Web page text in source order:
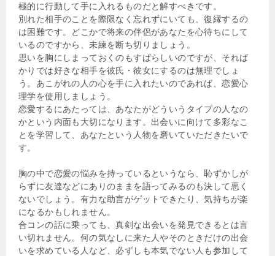
極的に行動して手に入れるものだと解すべきです。
別れた相手のことを際限なく忘れずにいても、復縁するの
は困難です。どこかで将来の伴侶があなたを心待ちにして
いるのですから、未練を断ち切りましょう。
思いを胸にしまっておくのもすばらしいのですが、それば
かりでは好きな相手を彼氏・彼女にするのは無理でしょ
う。あこがれの人の心を手に入れたいのであれば、恋愛心
理学を使用しましょう。
恋愛するにあたっては、あなたがどういうタイプの人なの
かという内面も大切になります。出会いに向けて多彩なこ
とを学習して、あなたという人物を磨いていただきたいで
す。
胸の中で恋愛の悩みを持っているというなら、恥ずかしが
らずに友達などにありのままを語ってみるのも決して悪く
ないでしょう。有力な助言がゲットできたり、気持ちが楽
になるかもしれません。
合コンの話に乗っても、真剣な出会いを発見できるとは言
い切れません。何の気なしに来た人やそのときだけの出会
いを求めている人など、必ずしも本気でない人も参加して